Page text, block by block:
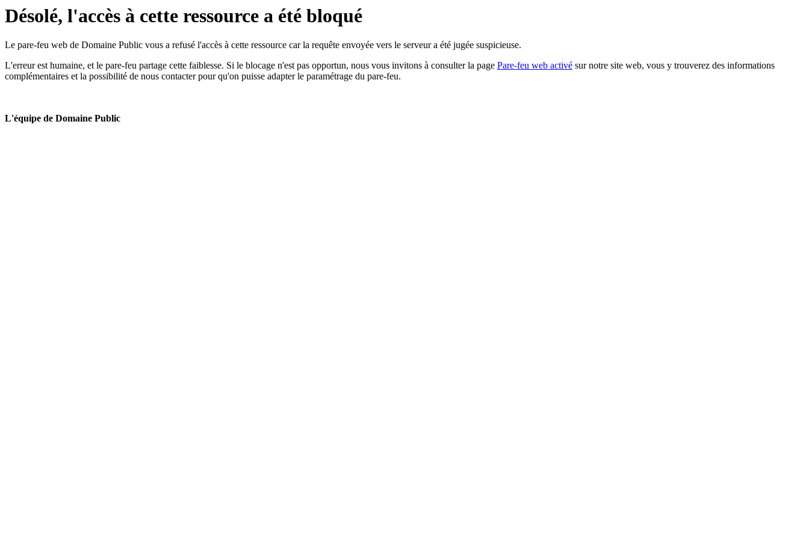
Désolé, l'accès à cette ressource a été bloqué
Le pare-feu web de Domaine Public vous a refusé l'accès à cette ressource car la requête envoyée vers le serveur a été jugée suspicieuse.
L'erreur est humaine, et le pare-feu partage cette faiblesse. Si le blocage n'est pas opportun, nous vous invitons à consulter la page Pare-feu web activé sur notre site web, vous y trouverez des informations
complémentaires et la possibilité de nous contacter pour qu'on puisse adapter le paramétrage du pare-feu.
L'équipe de Domaine Public